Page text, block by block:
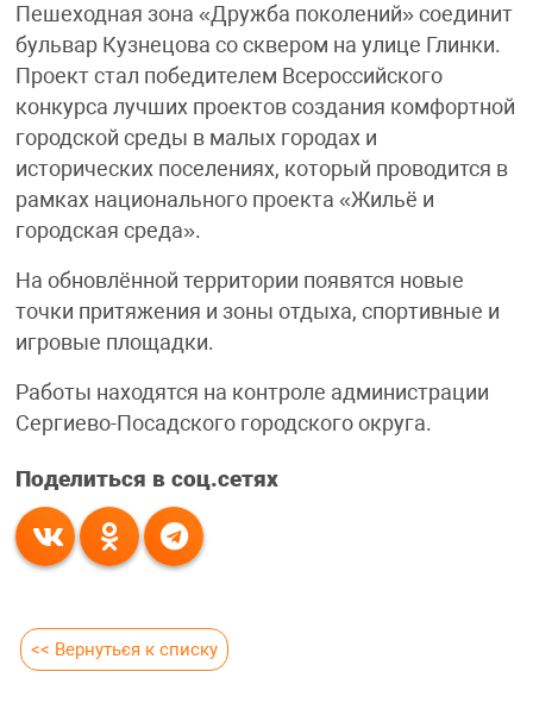
Пешеходная зона «Дружба поколений» соединит
бульвар Кузнецова со сквером на улице Глинки.
Проект стал победителем Всероссийского
конкурса лучших проектов создания комфортной
городской среды в малых городах и
исторических поселениях, который проводится в
рамках национального проекта «Жильё и
городская среда».
На обновлённой территории появятся новые
точки притяжения и зоны отдыха, спортивные и
игровые площадки.
Работы находятся на контроле администрации
Сергиево-Посадского городского округа.
Поделиться в соц.сетях
<< Вернуться к списку